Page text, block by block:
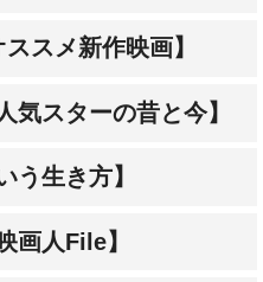
スメ新作映画】
気スターの昔と今】
う生き方】
画人File】